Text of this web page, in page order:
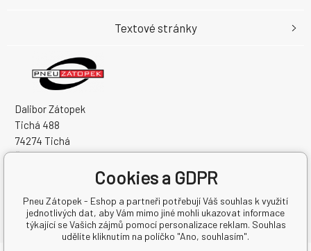
Dalibor Zátopek
Tichá 488
74274 Tichá
Česká Republika
DIČ: CZ7504094994
Textové stránky
Cookies a GDPR
Pneu Zátopek - Eshop a partneři potřebují Váš souhlas k využití
jednotlivých dat, aby Vám mimo jiné mohli ukazovat informace
týkající se Vašich zájmů pomocí personalizace reklam. Souhlas
udělíte kliknutím na políčko "Ano, souhlasím".